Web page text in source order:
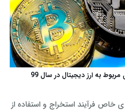
به ارز دیجیتال در سال 99
خاص فرآیند استخراج و استفاده از